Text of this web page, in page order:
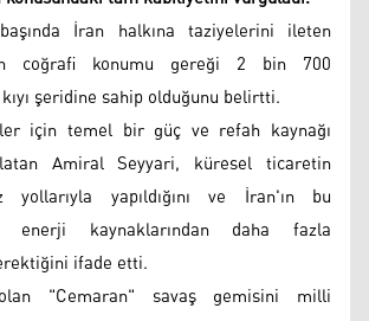
başında İran halkına taziyelerini ileten
coğrafi konumu gereği 2 bin 700
şeridine sahip olduğunu belirtti.
için temel bir güç ve refah kaynağı
Amiral Seyyari, küresel ticaretin
yollarıyla yapıldığını ve İran'ın bu
enerji kaynaklarından daha fazla
ifade etti.
"Cemaran" savaş gemisini milli